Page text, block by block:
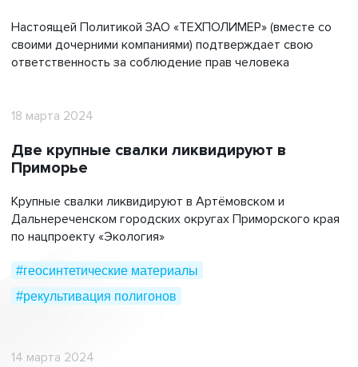
#транспортное строительство
#экология
#энергетический комплекс
#благотворительность
Настоящей Политикой ЗАО «ТЕХПОЛИМЕР» (вместе со
своими дочерними компаниями) подтверждает свою
ответственность за соблюдение прав человека
18 марта 2024
Две крупные свалки ликвидируют в
Приморье
Крупные свалки ликвидируют в Артёмовском и
Дальнереченском городских округах Приморского края
по нацпроекту «Экология»
#геосинтетические материалы
#рекультивация полигонов
14 марта 2024